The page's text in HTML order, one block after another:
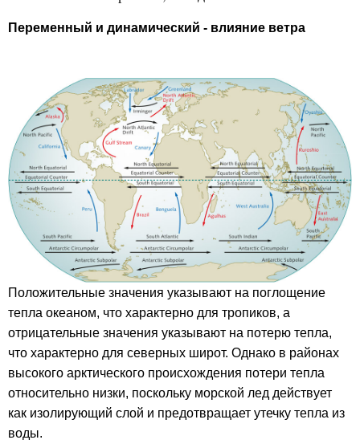
Переменный и динамический - влияние ветра
Положительные значения указывают на поглощение
тепла океаном, что характерно для тропиков, а
отрицательные значения указывают на потерю тепла,
что характерно для северных широт. Однако в районах
высокого арктического происхождения потери тепла
относительно низки, поскольку морской лед действует
как изолирующий слой и предотвращает утечку тепла из
воды.